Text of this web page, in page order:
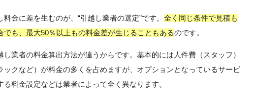
料金に差を生むのが、“引越し業者の選定”です。 全く同じ条件で見積も
でも、最大50％以上もの料金差が生じることもあるのです。
し業者の料金算出方法が違うからです。基本的には人件費（スタッフ）
ックなど）が料金の多くを占めますが、オプションとなっているサービ
る料金設定などは業者によって全く異なります。